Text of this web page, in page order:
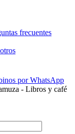
frecuentes
por WhatsApp
- Libros y café